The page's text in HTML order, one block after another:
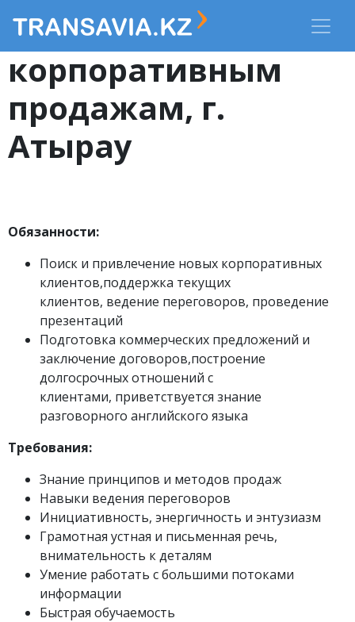
Менеджер по
корпоративным
продажам, г.
Атырау
Обязанности:
Поиск и привлечение новых корпоративных
клиентов,поддержка текущих
клиентов, ведение переговоров, проведение
презентаций
Подготовка коммерческих предложений и
заключение договоров,построение
долгосрочных отношений с
клиентами, приветствуется знание
разговорного английского языка
Требования:
Знание принципов и методов продаж
Навыки ведения переговоров
Инициативность, энергичность и энтузиазм
Грамотная устная и письменная речь,
внимательность к деталям
Умение работать с большими потоками
информации
Быстрая обучаемость